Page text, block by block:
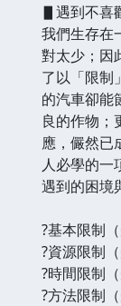
▋遇到不喜
我們生存在
對太少；因
了以「限制
的汽車卻能
良的作物；
應，儼然已
人必學的一
遇到的困境
?基本限制
?資源限制
?時間限制
?方法限制